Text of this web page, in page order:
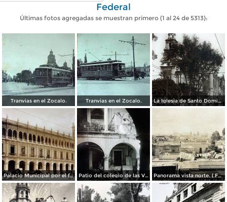
Federal
Últimas fotos agregadas se muestran primero (1 al 24 de 5313):
Tranvias en el Zocalo. Tranvias en el Zocalo. La Iglesia de Santo Domingo.
Palacio Municipal por el fotografo Hugo Brehme.. Patio del colegio de las Vizcainas por el fotografo Hugo Brehme. Panorama vista norte. ( Fechada el 20 de Junio de 1905 ).